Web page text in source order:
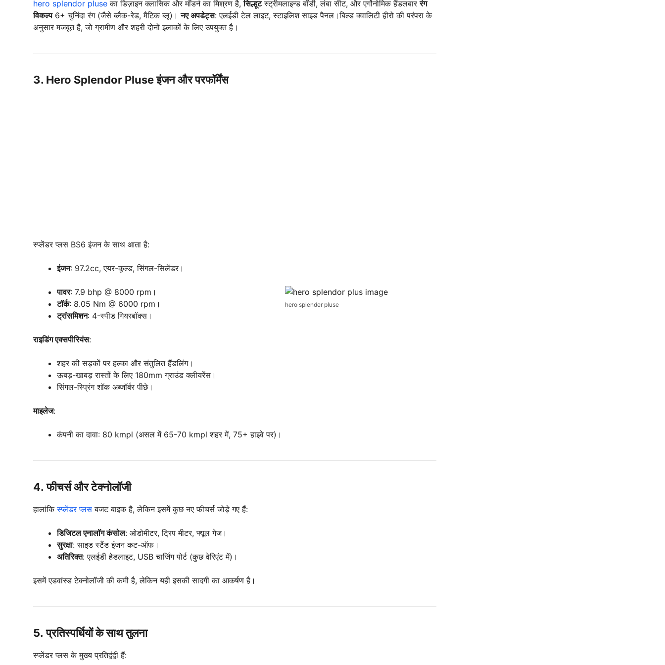
hero splendor pluse का डिज़ाइन क्लासिक और मॉडर्न का मिश्रण है,सिल्हूटस्ट्रीमलाइन्ड बॉडी, लंबा सीट, और एर्गोनोमिक हैंडलबाररंग
विकल्प6+ चुनिंदा रंग (जैसे ब्लैक-रेड, मैटिक ब्लू)।नए अपडेट्स: एलईडी टेल लाइट, स्टाइलिश साइड पैनल।बिल्ड क्वालिटी हीरो की परंपरा के
अनुसार मजबूत है, जो ग्रामीण और शहरी दोनों इलाकों के लिए उपयुक्त है।
3. Hero Splendor Pluseइंजन और परफॉर्मेंस
स्प्लेंडर प्लस BS6 इंजन के साथ आता है:
इंजन: 97.2cc, एयर-कूल्ड, सिंगल-सिलेंडर।
hero splender pluse
पावर: 7.9 bhp @ 8000 rpm।
टॉर्क: 8.05 Nm @ 6000 rpm।
ट्रांसमिशन: 4-स्पीड गियरबॉक्स।
राइडिंग एक्सपीरियंस:
शहर की सड़कों पर हल्का और संतुलित हैंडलिंग।
ऊबड़-खाबड़ रास्तों के लिए 180mm ग्राउंड क्लीयरेंस।
सिंगल-स्प्रिंग शॉक अब्जॉर्बर पीछे।
माइलेज:
कंपनी का दावा: 80 kmpl (असल में 65-70 kmpl शहर में, 75+ हाइवे पर)।
4.फीचर्स और टेक्नोलॉजी
हालांकिस्प्लेंडर प्लस बजट बाइक है, लेकिन इसमें कुछ नए फीचर्स जोड़े गए हैं:
डिजिटल एनालॉग कंसोल: ओडोमीटर, ट्रिप मीटर, फ्यूल गेज।
सुरक्षा: साइड स्टैंड इंजन कट-ऑफ।
अतिरिक्त: एलईडी हेडलाइट, USB चार्जिंग पोर्ट (कुछ वेरिएंट में)।
इसमें एडवांस्ड टेक्नोलॉजी की कमी है, लेकिन यही इसकी सादगी का आकर्षण है।
5.प्रतिस्पर्धियों के साथ तुलना
स्प्लेंडर प्लस के मुख्य प्रतिद्वंद्वी हैं: